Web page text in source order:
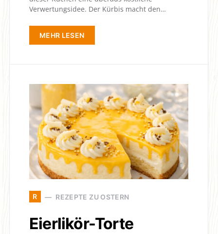
Verwertungsidee. Der Kürbis macht den…
MEHR LESEN
R REZEPTE ZU OSTERN
Eierlikör-Torte